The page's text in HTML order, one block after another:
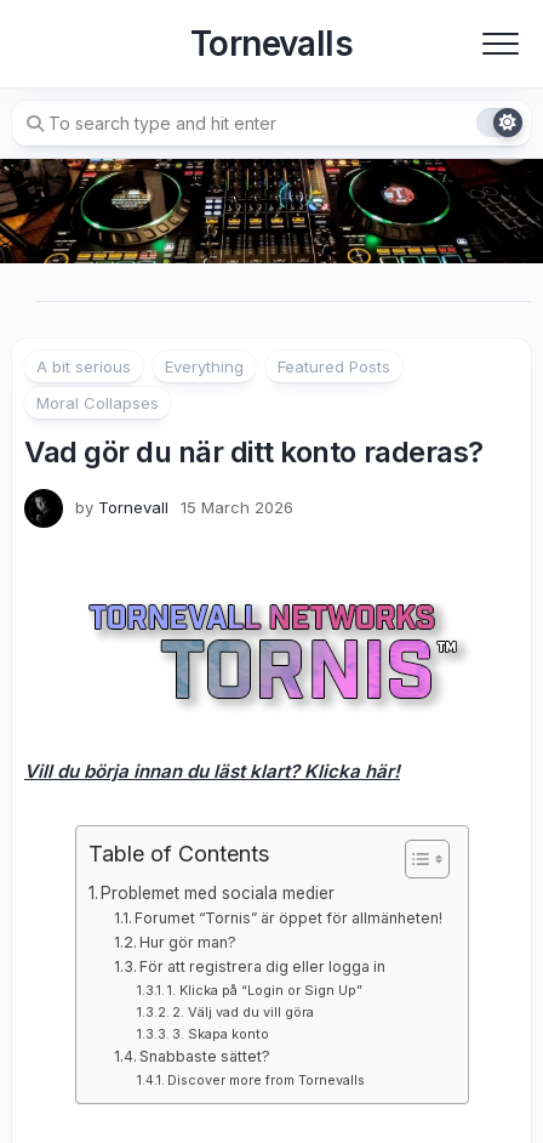
Tornevalls
A bit serious Everything
Featured Posts
Moral Collapses
Vad gör du när ditt konto raderas?
by Tornevall 15 March 2026
Vill du börja innan du läst klart? Klicka här!
Table of Contents
Problemet med sociala medier
Forumet “Tornis” är öppet för allmänheten!
Hur gör man?
För att registrera dig eller logga in
1. Klicka på “Login or Sign Up”
2. Välj vad du vill göra
3. Skapa konto
Snabbaste sättet?
Discover more from Tornevalls